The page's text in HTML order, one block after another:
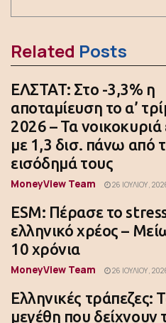
Related Posts
ΕΛΣΤΑΤ: Στο -3,3% η
αποταμίευση το α’
2026 – Τα νοικοκυριά
με 1,3 δισ. πάνω από
εισόδημά τους
MoneyView Team 26 ΙΟΥΛΊΟΥ,
ESM: Πέρασε το
ελληνικό χρέος –
10 χρόνια
MoneyView Team 26 ΙΟΥΛΊΟΥ,
Ελληνικές τράπεζες:
μεγέθη που δείχνουν